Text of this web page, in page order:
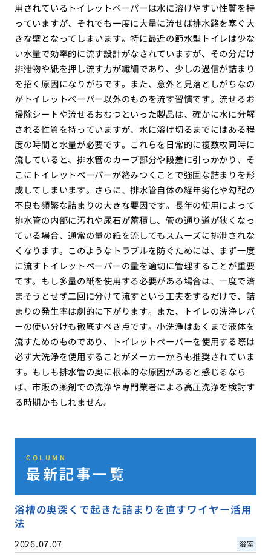
用されているトイレットペーパーは水に溶けやすい性質を持
っていますが、それでも一度に大量に流せば排水路を塞ぐ大
きな壁となってしまいます。特に最近の節水型トイレは少な
い水量で効率的に流す設計がなされていますが、その分だけ
排泄物や紙を押し流す力が繊細であり、少しの過信が詰まり
を招く原因になりがちです。また、意外と見落としがちなの
がトイレットペーパー以外のものを流す習慣です。流せるお
掃除シートや流せるおむつといった製品は、確かに水に分解
される性質を持っていますが、水に溶け切るまでにはある程
度の時間と水量が必要です。これらを日常的に複数枚同時に
流していると、排水管のカーブ部分や段差に引っかかり、そ
こにトイレットペーパーが絡みつくことで強固な詰まりを形
成してしまいます。さらに、排水管自体の経年劣化や勾配の
不良も頻繁な詰まりの大きな要因です。長年の使用によって
排水管の内部に汚れや尿石が蓄積し、管の通り道が狭くなっ
ている場合、通常の量の紙を流してもスムーズに排泄されな
くなります。このようなトラブルを防ぐためには、まず一度
に流すトイレットペーパーの量を適切に管理することが重要
です。もし多量の紙を使用する必要がある場合は、一度で済
まそうとせず二回に分けて流すという工夫をするだけで、詰
まりの発生率は劇的に下がります。また、トイレの洗浄レバ
ーの使い分けも徹底すべき点です。小洗浄はあくまで液体を
流すためのものであり、トイレットペーパーを使用する際は
必ず大洗浄を使用することがメーカーからも推奨されていま
す。もしも排水管の奥に根本的な原因があると感じるなら
ば、市販の薬剤での洗浄や専門業者による高圧洗浄を検討す
る時期かもしれません。
COLUMN
最新記事一覧
浴槽の奥深くで起きた詰まりを直すワイヤー活用
法
2026.07.07 浴室